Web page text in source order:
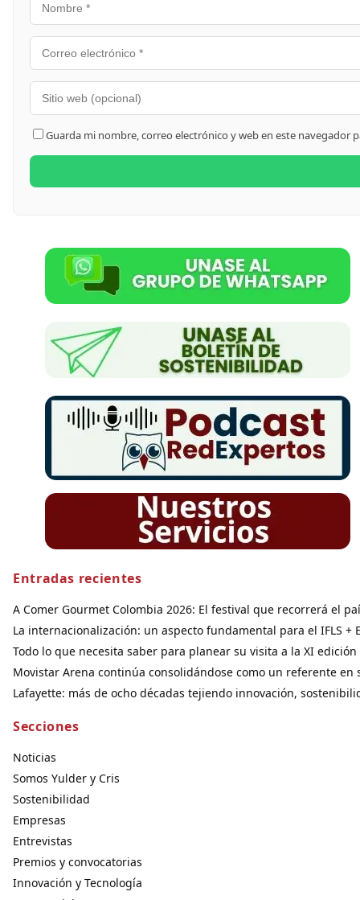
Guarda mi nombre, correo electrónico y web en este navegador
Entradas recientes
A Comer Gourmet Colombia 2026: El festival que recorrerá el
La internacionalización: un aspecto fundamental para el IFLS +
Todo lo que necesita saber para planear su visita a la XI edición
Movistar Arena continúa consolidándose como un referente en
Lafayette: más de ocho décadas tejiendo innovación,
Secciones
Noticias
Somos Yulder y Cris
Sostenibilidad
Empresas
Entrevistas
Premios y convocatorias
Innovación y Tecnología